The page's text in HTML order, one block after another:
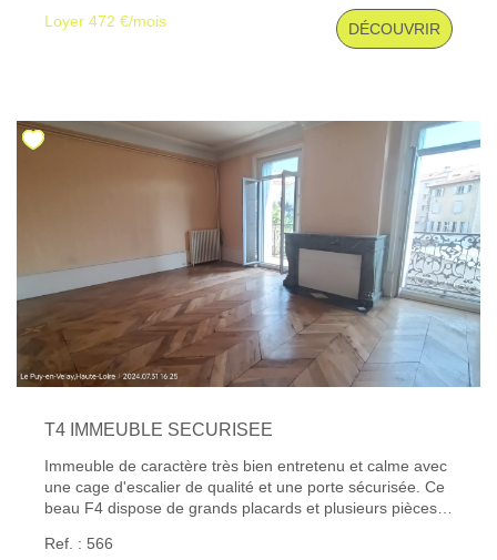
Loyer 472 €/mois DÉCOUVRIR
T4 IMMEUBLE SECURISEE
Immeuble de caractère très bien entretenu et calme avec
une cage d'escalier de qualité et une porte sécurisée. Ce
beau F4 dispose de grands placards et plusieurs pièces
cheminée décorative. Les trois chambres à l'arrière sont
Ref. : 566